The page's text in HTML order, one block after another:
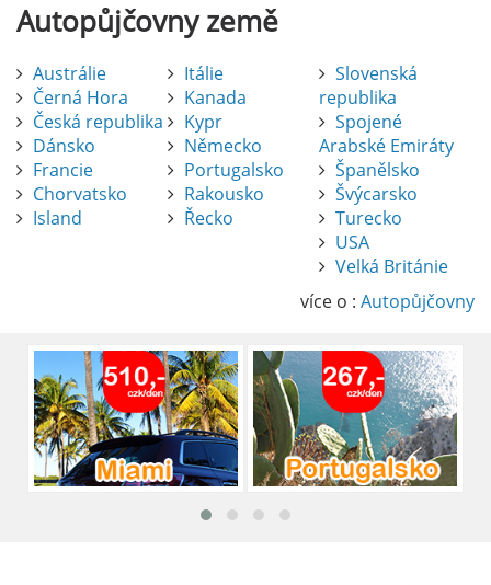
Autopůjčovnyzemě
Austrálie
Černá Hora
Česká republika
Dánsko
Francie
Chorvatsko
Island
Itálie
Kanada
Kypr
Německo
Portugalsko
Rakousko
Řecko
Slovenská
republika
Spojené
Arabské Emiráty
Španělsko
Švýcarsko
Turecko
USA
Velká Británie
více o : Autopůjčovny
Pronájem auta na letišti Alicante
Půjčení auta na letišti v Alicante je výborný
způsob, jak pohodlně objevovat město i jeho
brána do regionu Costa Blanca, se nachází
přibližně 9 km od centra Alicante.
číst :celý článek
Pronájem auta na letišti Lefkada: Kompletní
průvodce
Půjčení auta na letišti Lefkada je skvělý